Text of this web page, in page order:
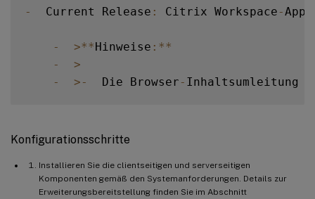
-
  Current Release
: Citrix Workspace -App
- >** Hinweise : **
-
>
-
> -
  Die Browser
- Inhaltsumleitung
Konfigurationsschritte
Installieren Sie die clientseitigen und serverseitigen
Komponenten gemäß den Systemanforderungen. Details zur
Erweiterungsbereitstellung finden Sie im Abschnitt